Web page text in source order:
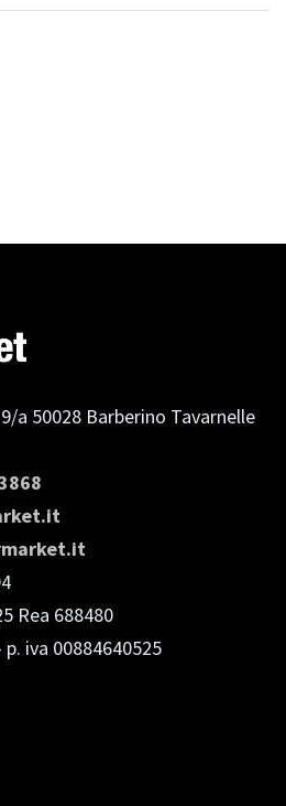
a 50028 Barberino Tavarnelle
Rea 688480
p. iva 00884640525